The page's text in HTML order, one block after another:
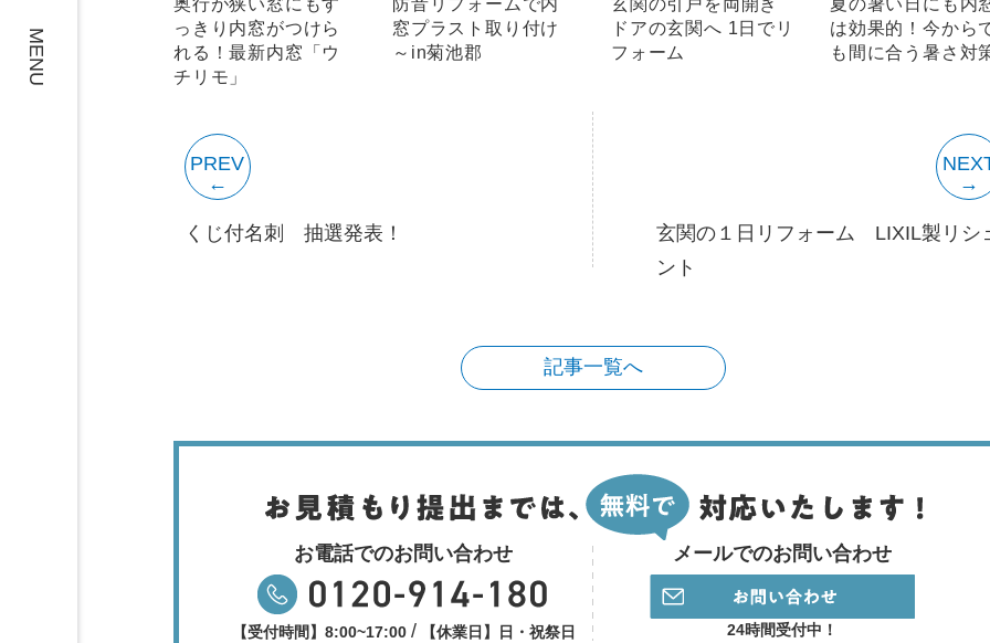
MENU
奥行が狭い窓にもす
っきり内窓がつけら
れる！最新内窓「ウ
チリモ」
防音リフォームで内
窓プラスト取り付け
～in菊池郡
玄関の引戸を両開き
ドアの玄関へ 1日でリ
フォーム
夏の暑い日にも内
は効果的！今から
も間に合う暑さ対
PREV
くじ付名刺 抽選発表！
玄関の１日リフォーム LIXIL製リシ
ント
記事一覧へ
お電話でのお問い合わせ
【受付時間】8:00~17:00 /【休業日】日・祝祭日
メールでのお問い合わせ
24時間受付中！